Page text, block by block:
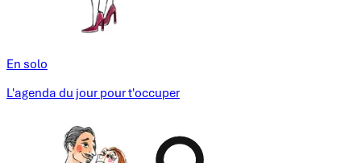
En solo
L'agenda du jour pour t'occuper